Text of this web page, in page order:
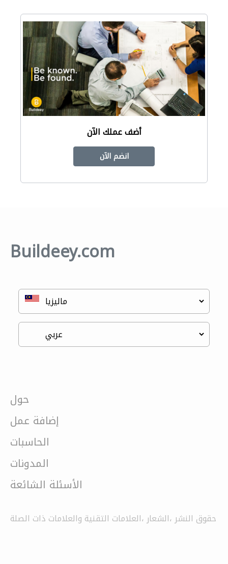
أضف عملك الآن
انضم الآن
Buildeey.com
حول
إضافة عمل
الحاسبات
المدونات
الأسئلة الشائعة
حقوق النشر ،الشعار ،العلامات التقنية والعلامات ذات الصلة